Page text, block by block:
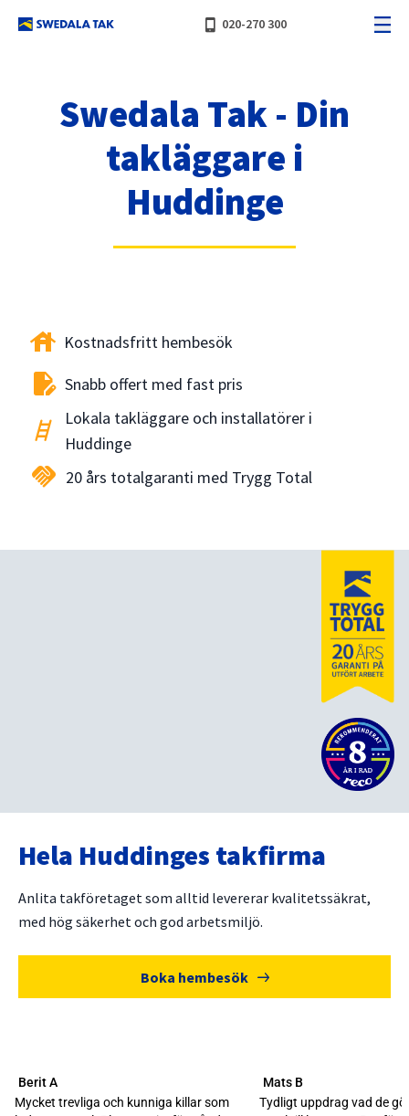
phone_iphone 020-270 300
Swedala Tak - Din
takläggare i
Huddinge
house Kostnadsfritt hembesök
edit_document Snabb offert med fast pris
tools_ladder
Lokala takläggare och installatörer i
Huddinge
handshake 20 års totalgaranti med Trygg Total
Hela Huddinges takfirma
Anlita takföretaget som alltid levererar kvalitetssäkrat,
med hög säkerhet och god arbetsmiljö.
Boka hembesök